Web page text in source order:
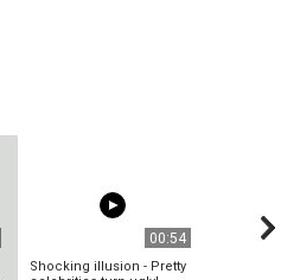
00:54
Shocking illusion - Pretty